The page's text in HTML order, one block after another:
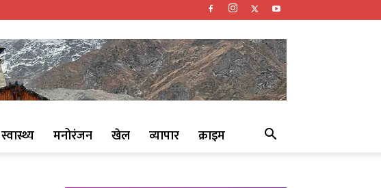
स्वास्थ्य मनोरंजन खेल व्यापार क्राइम